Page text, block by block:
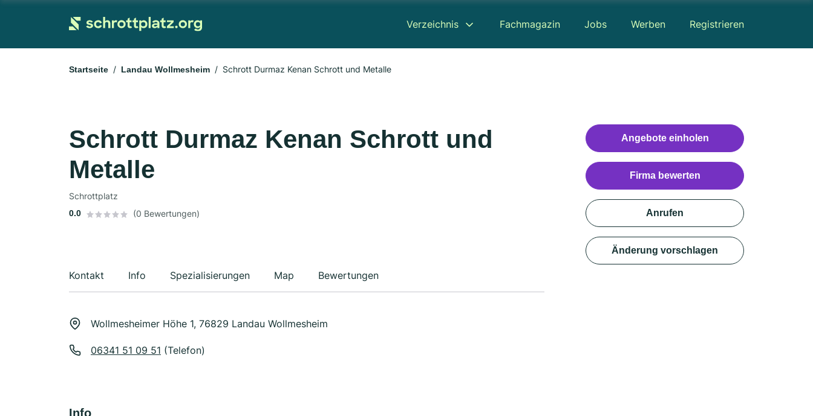
Verzeichnis Fachmagazin Jobs Werben Registrieren
Startseite Landau Wollmesheim Schrott Durmaz Kenan Schrott und Metalle
Schrott Durmaz Kenan Schrott und
Metalle
Schrottplatz
0.0 (0 Bewertungen)
Kontakt Info Spezialisierungen Map Bewertungen
Wollmesheimer Höhe 1, 76829 Landau Wollmesheim
06341 51 09 51 (Telefon)
Info
Angebote einholen
Firma bewerten
Anrufen
Änderung vorschlagen